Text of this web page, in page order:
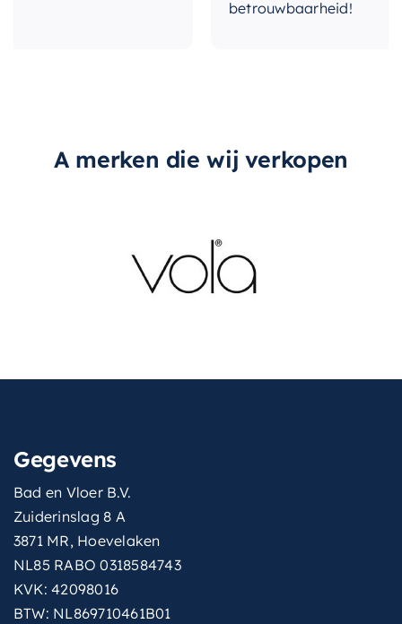
betrouwbaarheid!
A merken die wij verkopen
Gegevens
Bad en Vloer B.V.
Zuiderinslag 8 A
3871 MR, Hoevelaken
NL85 RABO 0318584743
KVK: 42098016
BTW: NL869710461B01